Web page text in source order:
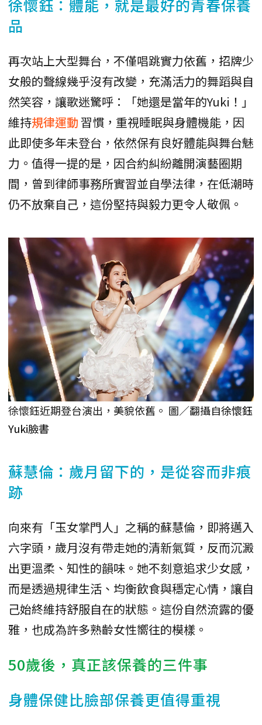
徐懷鈺：體能，就是最好的青春保養
品
再次站上大型舞台，不僅唱跳實力依舊，招牌少
女般的聲線幾乎沒有改變，充滿活力的舞蹈與自
然笑容，讓歌迷驚呼：「她還是當年的Yuki！」
維持規律運動習慣，重視睡眠與身體機能，因
此即使多年未登台，依然保有良好體能與舞台魅
力。值得一提的是，因合約糾紛離開演藝圈期
間，曾到律師事務所實習並自學法律，在低潮時
仍不放棄自己，這份堅持與毅力更令人敬佩。
徐懷鈺近期登台演出，美貌依舊。 圖／翻攝自徐懷鈺
Yuki臉書
蘇慧倫：歲月留下的，是從容而非痕
跡
向來有「玉女掌門人」之稱的蘇慧倫，即將邁入
六字頭，歲月沒有帶走她的清新氣質，反而沉澱
出更溫柔、知性的韻味。她不刻意追求少女感，
而是透過規律生活、均衡飲食與穩定心情，讓自
己始終維持舒服自在的狀態。這份自然流露的優
雅，也成為許多熟齡女性嚮往的模樣。
50歲後，真正該保養的三件事
身體保健比臉部保養更值得重視